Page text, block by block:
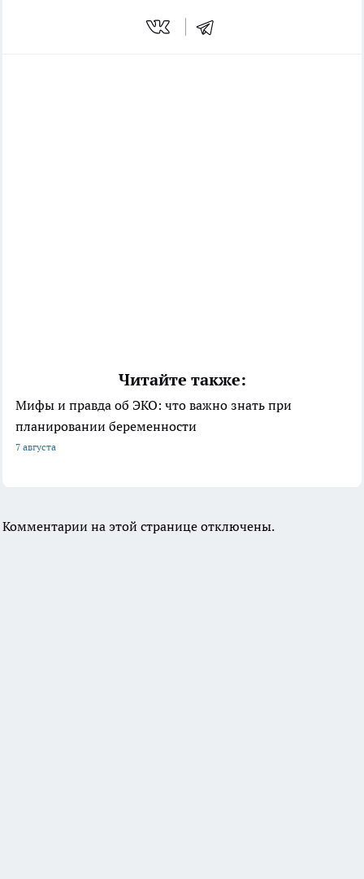
Читайте также:
Мифы и правда об ЭКО: что важно знать при
планировании беременности
7 августа
Комментарии на этой странице отключены.